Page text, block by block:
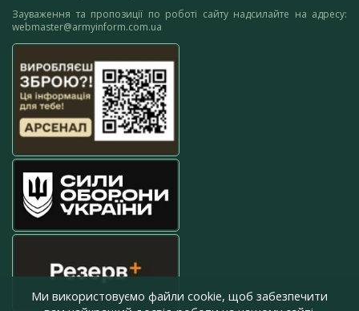
Зауваження та пропозиції по роботі сайту надсилайте на адресу:
webmaster@armyinform.com.ua
Ми використовуємо файли cookie, щоб забезпечити